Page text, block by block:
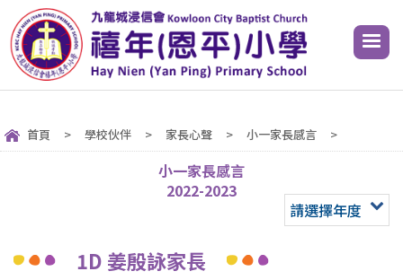
首頁 > 學校伙伴 > 家長心聲 > 小一家長感言 >
小一家長感言
2022-2023
請選擇年度
1D 姜殷詠家長